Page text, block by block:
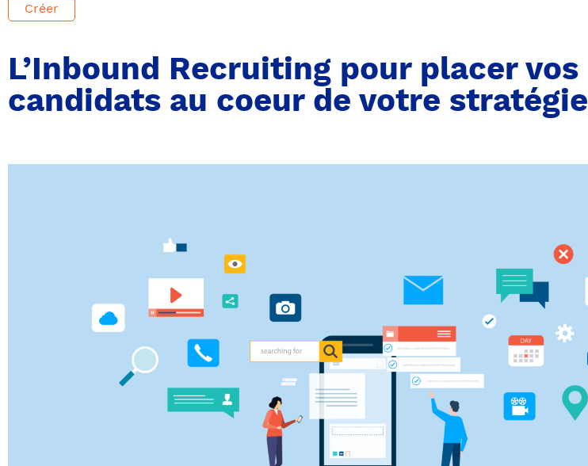
Créer
L’Inbound Recruiting pour placer vos
candidats au coeur de votre stratégie